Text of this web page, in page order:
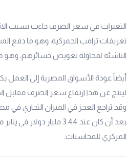
التغيرات في سعر الصرف جاءت بسبب
تعريفات ترامب الجمركية، وهو ما دفع
الناشئة لمحاولة تعويض خسائرهم، وهو
أيضاً عودة الأسواق المصرية إلى العمل
لينتج عن هذا ارتفاع سعر الصرف
المركزي للمحاسبات.